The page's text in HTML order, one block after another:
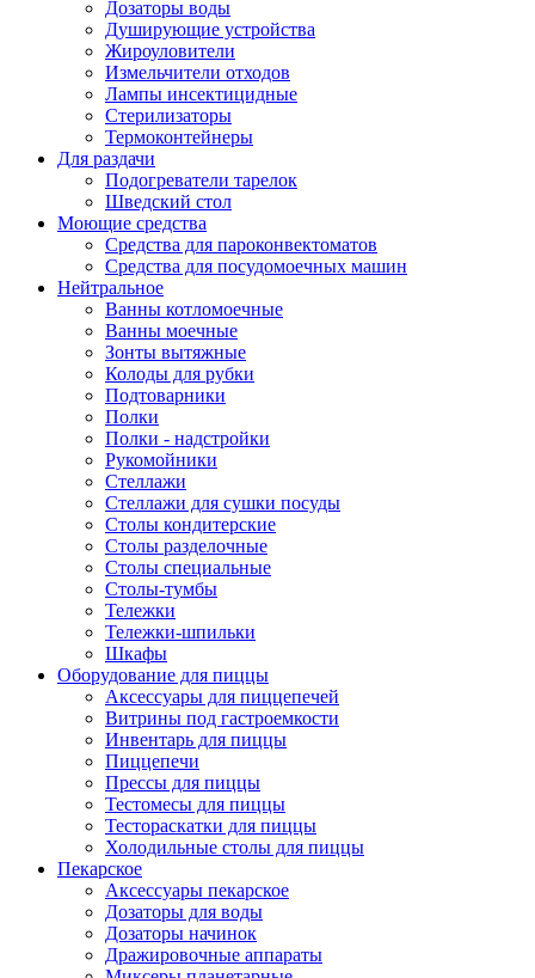
Дозаторы воды
Душирующие устройства
Жироуловители
Измельчители отходов
Лампы инсектицидные
Стерилизаторы
Термоконтейнеры
Для раздачи
Подогреватели тарелок
Шведский стол
Моющие средства
Средства для пароконвектоматов
Средства для посудомоечных машин
Нейтральное
Ванны котломоечные
Ванны моечные
Зонты вытяжные
Колоды для рубки
Подтоварники
Полки
Полки - надстройки
Рукомойники
Стеллажи
Стеллажи для сушки посуды
Столы кондитерские
Столы разделочные
Столы специальные
Столы-тумбы
Тележки
Тележки-шпильки
Шкафы
Оборудование для пиццы
Аксессуары для пиццепечей
Витрины под гастроемкости
Инвентарь для пиццы
Пиццепечи
Прессы для пиццы
Тестомесы для пиццы
Тестораскатки для пиццы
Холодильные столы для пиццы
Пекарское
Аксессуары пекарское
Дозаторы для воды
Дозаторы начинок
Дражировочные аппараты